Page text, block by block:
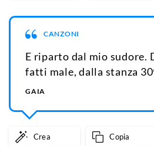
CANZONI
E riparto dal mio sudore.
fatti male, dalla stanza
GAIA
Crea Copia